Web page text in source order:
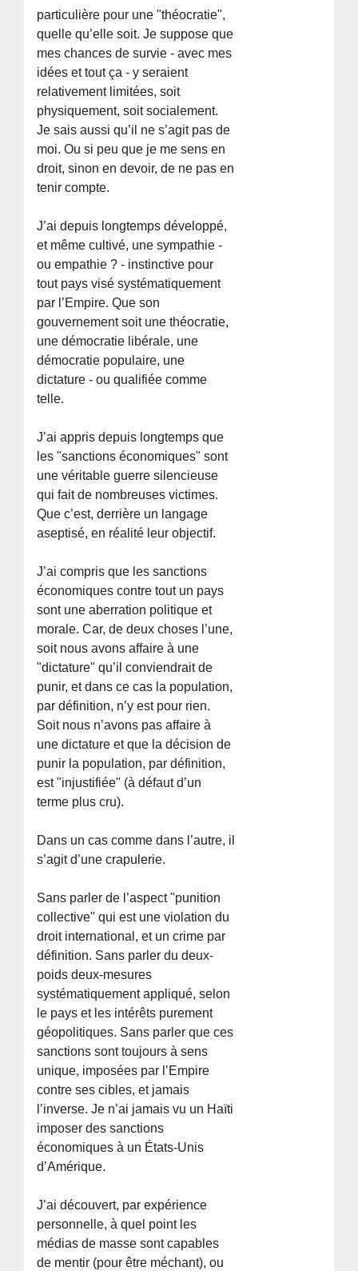
particulière pour une "théocratie",
quelle qu’elle soit. Je suppose que
mes chances de survie - avec mes
idées et tout ça - y seraient
relativement limitées, soit
physiquement, soit socialement.
Je sais aussi qu’il ne s’agit pas de
moi. Ou si peu que je me sens en
droit, sinon en devoir, de ne pas en
tenir compte.
J’ai depuis longtemps développé,
et même cultivé, une sympathie -
ou empathie ? - instinctive pour
tout pays visé systématiquement
par l’Empire. Que son
gouvernement soit une théocratie,
une démocratie libérale, une
démocratie populaire, une
dictature - ou qualifiée comme
telle.
J’ai appris depuis longtemps que
les "sanctions économiques" sont
une véritable guerre silencieuse
qui fait de nombreuses victimes.
Que c’est, derrière un langage
aseptisé, en réalité leur objectif.
J’ai compris que les sanctions
économiques contre tout un pays
sont une aberration politique et
morale. Car, de deux choses l’une,
soit nous avons affaire à une
"dictature" qu’il conviendrait de
punir, et dans ce cas la population,
par définition, n’y est pour rien.
Soit nous n’avons pas affaire à
une dictature et que la décision de
punir la population, par définition,
est "injustifiée" (à défaut d’un
terme plus cru).
Dans un cas comme dans l’autre, il
s’agit d’une crapulerie.
Sans parler de l’aspect "punition
collective" qui est une violation du
droit international, et un crime par
définition. Sans parler du deux-
poids deux-mesures
systématiquement appliqué, selon
le pays et les intérêts purement
géopolitiques. Sans parler que ces
sanctions sont toujours à sens
unique, imposées par l’Empire
contre ses cibles, et jamais
l’inverse. Je n’ai jamais vu un Haïti
imposer des sanctions
économiques à un États-Unis
d’Amérique.
J’ai découvert, par expérience
personnelle, à quel point les
médias de masse sont capables
de mentir (pour être méchant), ou